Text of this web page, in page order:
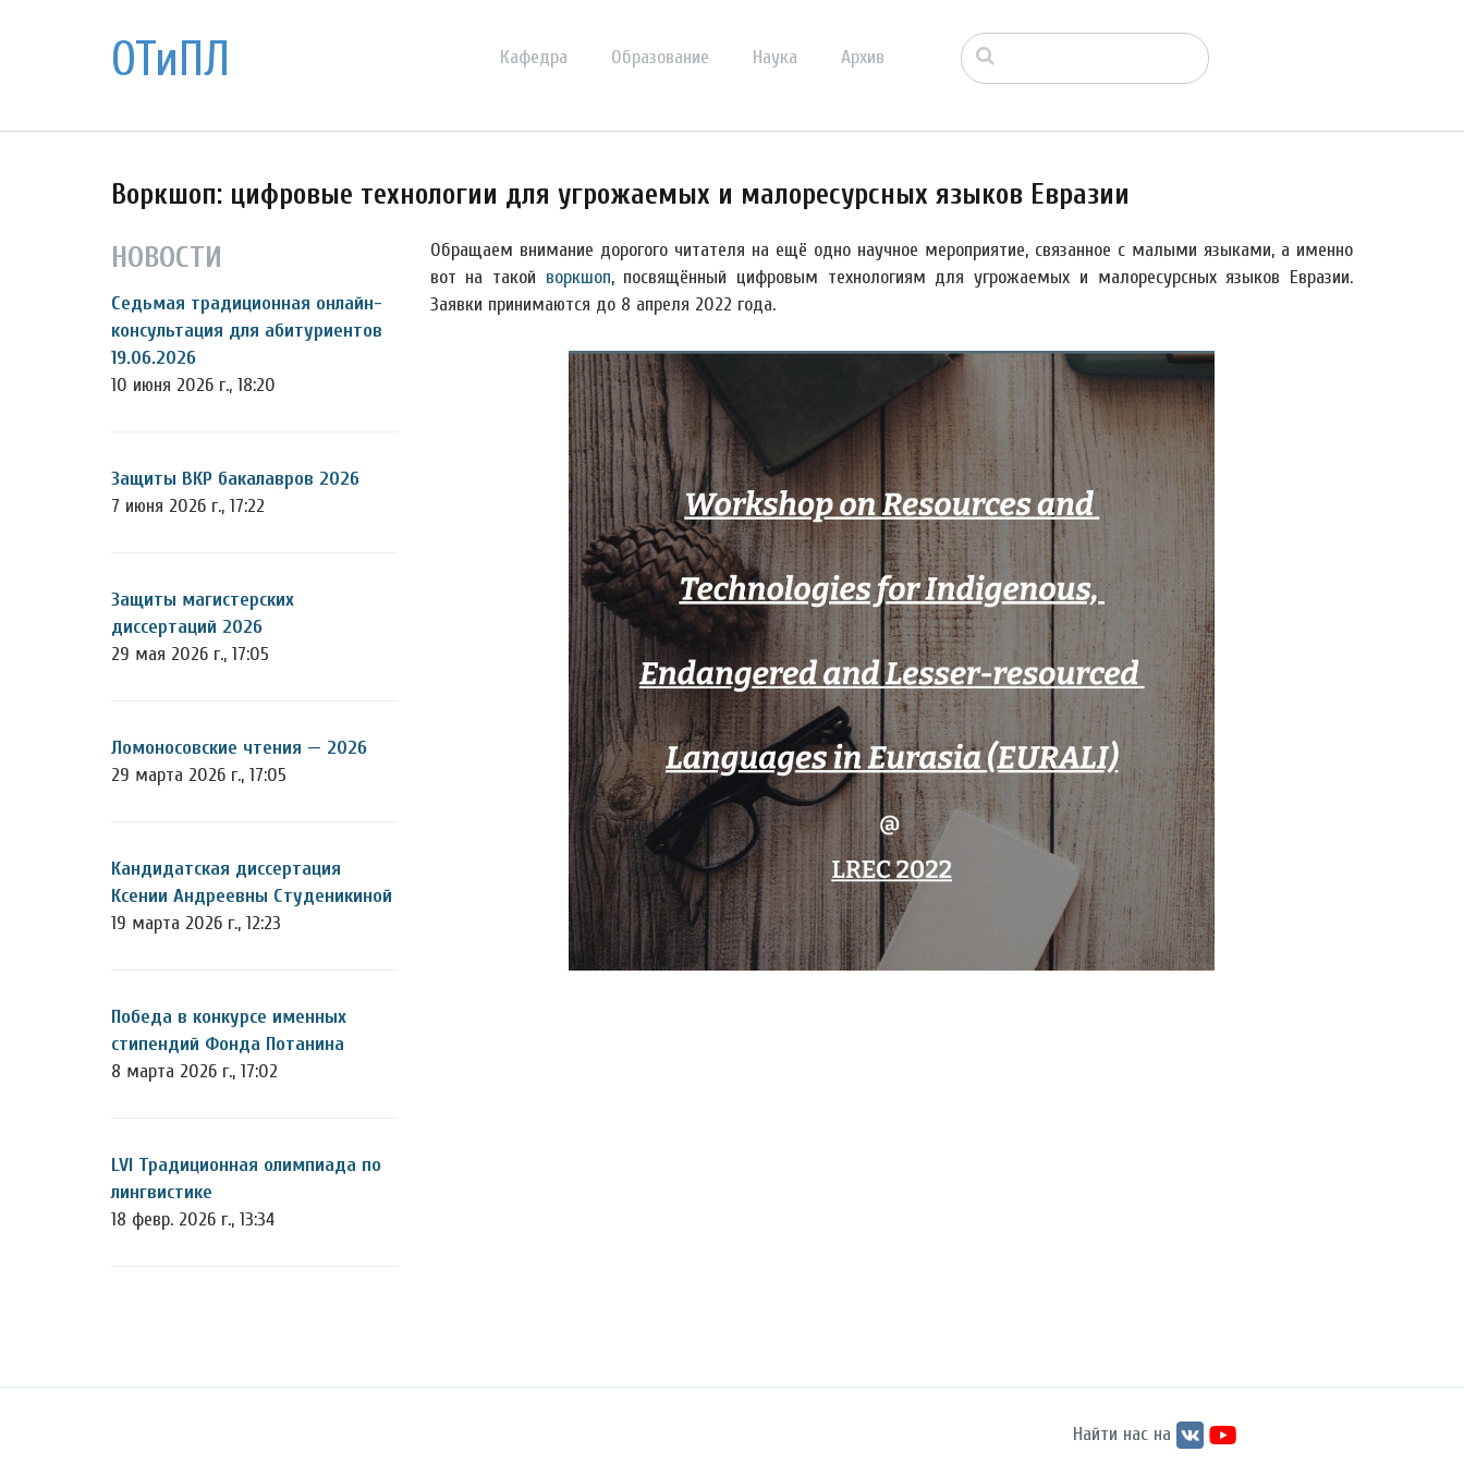
ОТиПЛ Кафедра Образование Наука Архив
Воркшоп: цифровые технологии для угрожаемых и малоресурсных языков Евразии
НОВОСТИ
Седьмая традиционная онлайн-
консультация для абитуриентов
19.06.2026
10 июня 2026 г., 18:20
Защиты ВКР бакалавров 2026
7 июня 2026 г., 17:22
Защиты магистерских
диссертаций 2026
29 мая 2026 г., 17:05
Ломоносовские чтения — 2026
29 марта 2026 г., 17:05
Кандидатская диссертация
Ксении Андреевны Студеникиной
19 марта 2026 г., 12:23
Победа в конкурсе именных
стипендий Фонда Потанина
8 марта 2026 г., 17:02
LVI Традиционная олимпиада по
лингвистике
18 февр. 2026 г., 13:34
Обращаем внимание дорогого читателя на ещё одно научное мероприятие, связанное с малыми языками, а именно
вот на такой воркшоп, посвящённый цифровым технологиям для угрожаемых и малоресурсных языков Евразии.
Заявки принимаются до 8 апреля 2022 года.
Найти нас на